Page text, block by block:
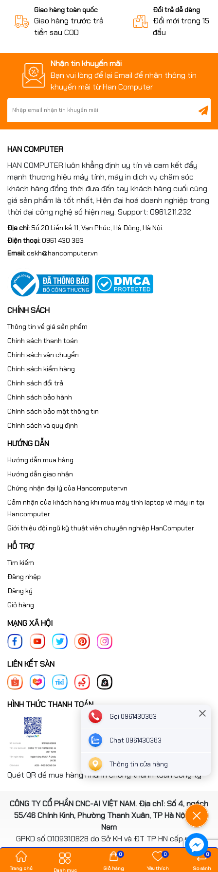
3018cũ uy tín
HanComputer.vn chuyên cung cấp máy in Canon cũ đã
Khi mua tại HanComputer.vn, khách hàng được:
Máy hoạt động ổn định.
Hỗ trợ cài đặt tận nơi hoặc từ xa.
Bảo hành theo chính sách của cửa hàng.
Hỗ trợ nạp mực và sửa chữa sau bán hàng.
Tư vấn lựa chọn máy phù hợp với nhu cầu sử dụng.
trợ khách hàng trong suốt quá trình sử dụng.
Kết luận
Máy in Canon 3018 cũ
những ai cần một chiếc máy in laser đơn sắc bền bỉ,
chất lượng tốt và chi phí vận hành thấp. Với hiệu suất
ổn định, khả năng in sắc nét và linh kiện phổ biến, sản
trường học và doanh nghiệp nhỏ.
cũ giá tốt, hãy liên hệ HanComputer.vn để được tư vấn
và lựa chọn sản phẩm phù hợp.
Thông tin liên hệ
HanComputer.vn
🌐 Website:
📞 Hotline:
📍 Chuyên cung cấp máy tính, laptop, máy in, máy in
Giao hàng toàn quốc
Giao hàng trước trả
tiền sau COD
Đổi trả dễ dàng
Đổi mới trong 15
đầu
Nhận tin khuyến mãi
Bạn vui lòng để lại Email để nhận thông tin
khuyến mãi từ Han Computer
HAN COMPUTER
HAN COMPUTER luôn khẳng định uy tín và cam kết đẩy
mạnh thương hiệu máy tính, máy in dịch vụ chăm sóc
khách hàng đồng thời đưa đến tay khách hàng cuối cùng
giá sản phẩm là tốt nhất, Hiện đại hoá doanh nghiệp trong
thời đại công nghệ số hiện nay. Support: 0961.211.232
Địa chỉ:Số 20 Liền kề 11, Vạn Phúc, Hà Đông, Hà Nội.
Điện thoại:0961 430 383
Email:cskh@hancomputer.vn
CHÍNH SÁCH
Thông tin về giá sản phẩm
Chính sách thanh toán
Chính sách vận chuyển
Chính sách kiểm hàng
Chính sách đổi trả
Chính sách bảo hành
Chính sách bảo mật thông tin
Chính sách và quy định
HƯỚNG DẪN
Hướng dẫn mua hàng
Hướng dẫn giao nhận
Chứng nhận đại lý của Hancomputer.vn
Cảm nhận của khách hàng khi mua máy tính laptop và máy in tại
Hancomputer
Giới thiệu đội ngũ kỹ thuật viên chuyên nghiệp HanComputer
HỖ TRỢ
Tìm kiếm
Đăng nhập
Đăng ký
Giỏ hàng
MẠNG XÃ HỘI
LIÊN KẾT SÀN
HÌNH THỨC THANH TOÁN
Quét QR để mua hàng nhanh chóng thanh toán công ty
CÔNG TY CỔ PHẦN CNC-AI VIỆT NAM. Địa chỉ: Số 4, ngách
55/46 Chính Kinh, Phường Thanh Xuân, TP Hà Nội, Việt
Nam
GPKD số 0109310828 do Sở KH và ĐT TP HN cấp ngày
14/08/2020
*** Website đã đươc cấp phép của Bộ Công Thương
Trang chủ Danh mục Giỏ hàng
0
Yêu thích
0
So sánh
0
Gọi 0961430383
Chat 0961430383
Thông tin cửa hàng